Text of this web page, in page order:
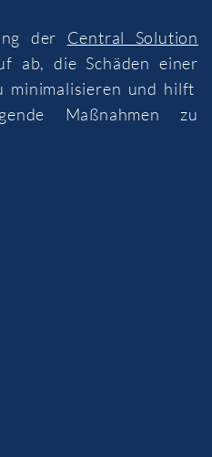
der Central Solution
ab, die Schäden einer
minimalisieren und hilft
Maßnahmen zu